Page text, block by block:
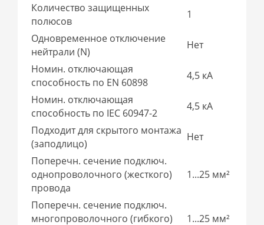
Количество защищенных
полюсов
1
Одновременное отключение
нейтрали (N)
Нет
Номин. отключающая
способность по EN 60898
4,5 кА
Номин. отключающая
способность по IEC 60947-2
4,5 кА
Подходит для скрытого монтажа
(заподлицо)
Нет
Поперечн. сечение подключ.
однопроволочного (жесткого)
провода
1...25 мм²
Поперечн. сечение подключ.
многопроволочного (гибкого)
1...25 мм²